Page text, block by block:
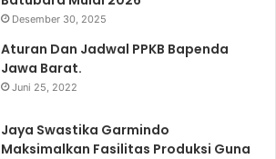
Desember 30, 2025
Aturan Dan Jadwal PPKB Bapenda
Jawa Barat.
Juni 25, 2022
Jaya Swastika Garmindo
Maksimalkan Fasilitas Produksi Guna